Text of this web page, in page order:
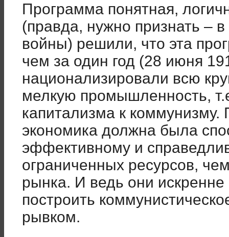
Программа понятная,
(правда, нужно признать –
войны) решили, что эта
чем за один год (28 июня
национализировали всю
мелкую промышленность,
капитализма к
экономика должна была
эффективному и
ограниченных ресурсов,
рынка. И ведь они искренне
построить
рывком.